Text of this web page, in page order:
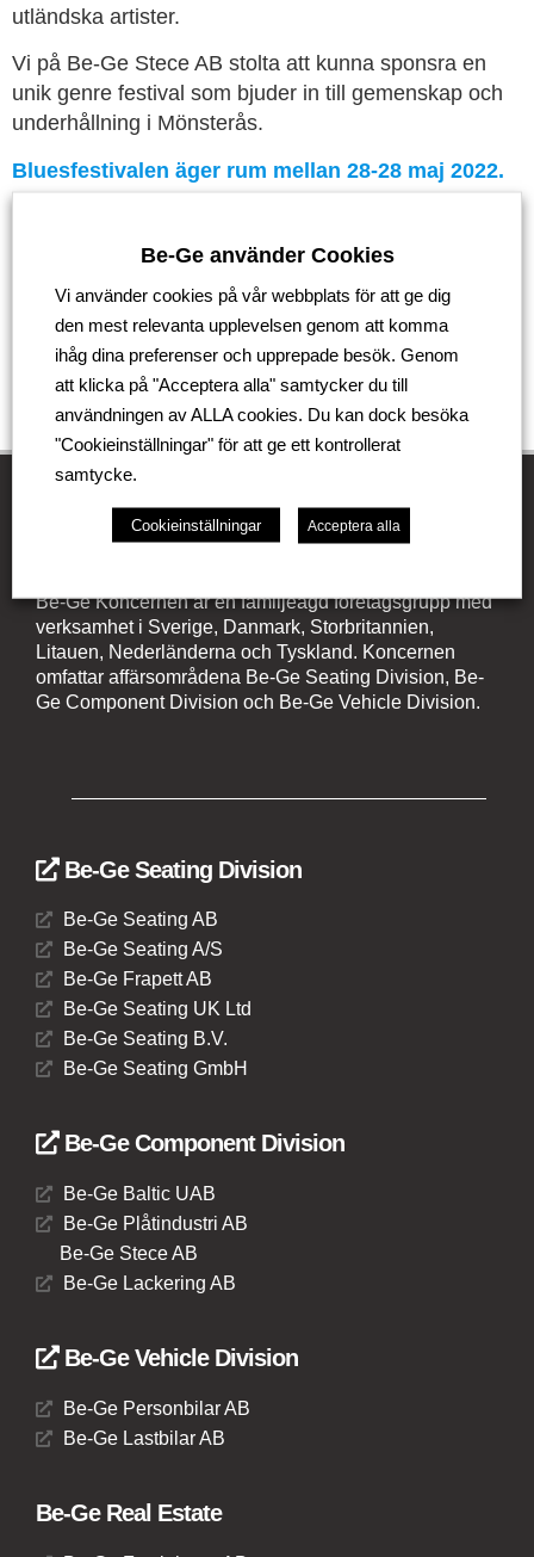
utländska artister.
Vi på Be-Ge Stece AB stolta att kunna sponsra en
unik genre festival som bjuder in till gemenskap och
underhållning i Mönsterås.
Bluesfestivalen äger rum mellan 28-28 maj 2022.
Tillbaka
Be-Ge Koncernen är en familjeägd företagsgrupp med
verksamhet i Sverige, Danmark, Storbritannien,
Litauen, Nederländerna och Tyskland. Koncernen
omfattar affärsområdena Be-Ge Seating Division, Be-
Ge Component Division och Be-Ge Vehicle Division.
Be-Ge Seating Division
Be-Ge Seating AB
Be-Ge Seating A/S
Be-Ge Frapett AB
Be-Ge Seating UK Ltd
Be-Ge Seating B.V.
Be-Ge Seating GmbH
Be-Ge Component Division
Be-Ge Baltic UAB
Be-Ge Plåtindustri AB
Be-Ge Stece AB
Be-Ge Lackering AB
Be-Ge Vehicle Division
Be-Ge Personbilar AB
Be-Ge Lastbilar AB
Be-Ge Real Estate
Be-Ge använder Cookies
Vi använder cookies på vår webbplats för att ge dig
den mest relevanta upplevelsen genom att komma
ihåg dina preferenser och upprepade besök. Genom
att klicka på "Acceptera alla" samtycker du till
användningen av ALLA cookies. Du kan dock besöka
"Cookieinställningar" för att ge ett kontrollerat
samtycke.
Cookieinställningar Acceptera alla